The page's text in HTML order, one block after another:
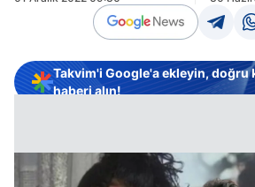
Takvim'i Google'a ekleyin, doğru
haberi alın!